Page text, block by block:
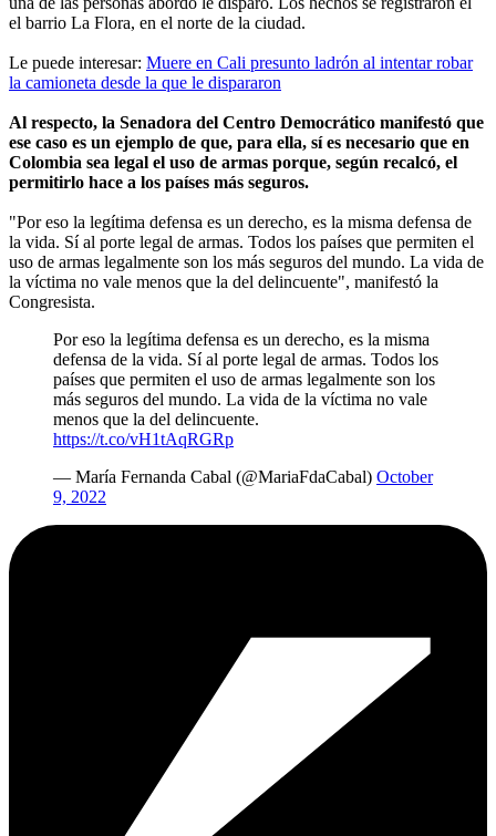
el barrio La Flora, en el norte de la ciudad.
Le puede interesar: Muere en Cali presunto ladrón al intentar robar
la camioneta desde la que le dispararon
Al respecto, la Senadora del Centro Democrático manifestó que
ese caso es un ejemplo de que, para ella, sí es necesario que en
Colombia sea legal el uso de armas porque, según recalcó, el
permitirlo hace a los países más seguros.
"Por eso la legítima defensa es un derecho, es la misma defensa de
la vida. Sí al porte legal de armas. Todos los países que permiten el
uso de armas legalmente son los más seguros del mundo. La vida de
la víctima no vale menos que la del delincuente", manifestó la
Congresista.
Por eso la legítima defensa es un derecho, es la misma
defensa de la vida. Sí al porte legal de armas. Todos los
países que permiten el uso de armas legalmente son los
más seguros del mundo. La vida de la víctima no vale
menos que la del delincuente.
https://t.co/vH1tAqRGRp
— María Fernanda Cabal (@MariaFdaCabal) October
9, 2022